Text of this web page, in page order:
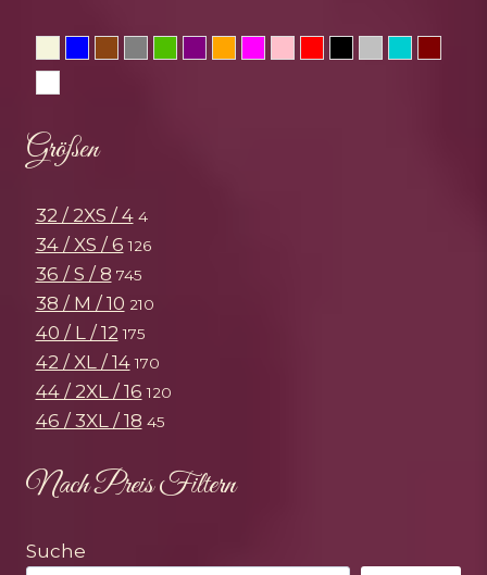
Größen
32 / 2XS / 4 4
34 / XS / 6 126
36 / S / 8 745
38 / M / 10 210
40 / L / 12 175
42 / XL / 14 170
44 / 2XL / 16 120
46 / 3XL / 18 45
Nach Preis Filtern
Suche